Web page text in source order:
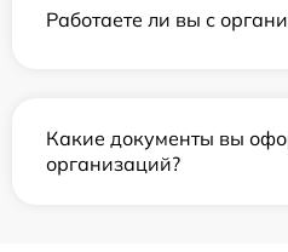
Работаете ли вы с
Какие документы вы
организаций?